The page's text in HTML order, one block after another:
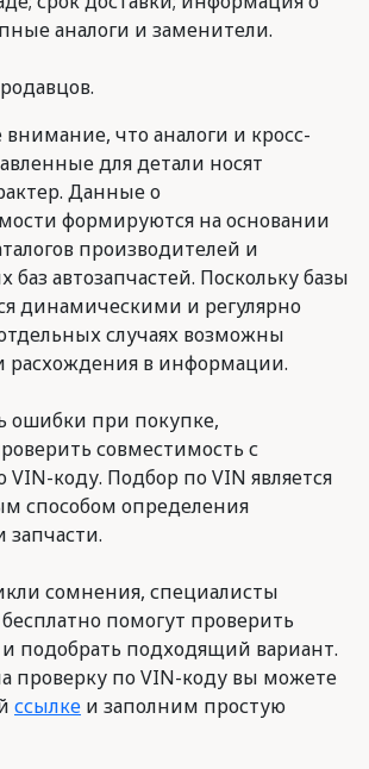
аналоги и заменители.
что аналоги и кросс-
для детали носят
Данные о
формируются на основании
производителей и
автозапчастей. Поскольку базы
динамическими и регулярно
случаях возможны
расхождения в информации.
ошибки при покупке,
совместимость с
коду. Подбор по VIN является
способом определения
сомнения, специалисты
помогут проверить
подобрать подходящий вариант.
проверку по VIN-коду вы можете
ссылке и заполним простую